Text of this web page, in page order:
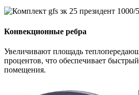
Конвекционные ребра
Увеличивают площадь
процентов, что обеспечивает
помещения.